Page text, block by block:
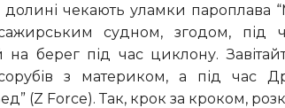
чекають уламки пароплава
судном, згодом, під
на берег під час циклону.
з материком, а під час
(Z Force). Так, крок за кроком,